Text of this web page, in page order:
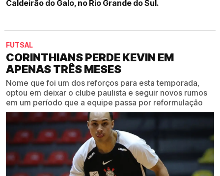
Caldeirão do Galo, no Rio Grande do Sul.
FUTSAL
CORINTHIANS PERDE KEVIN EM
APENAS TRÊS MESES
Nome que foi um dos reforços para esta temporada,
optou em deixar o clube paulista e seguir novos rumos
em um período que a equipe passa por reformulação